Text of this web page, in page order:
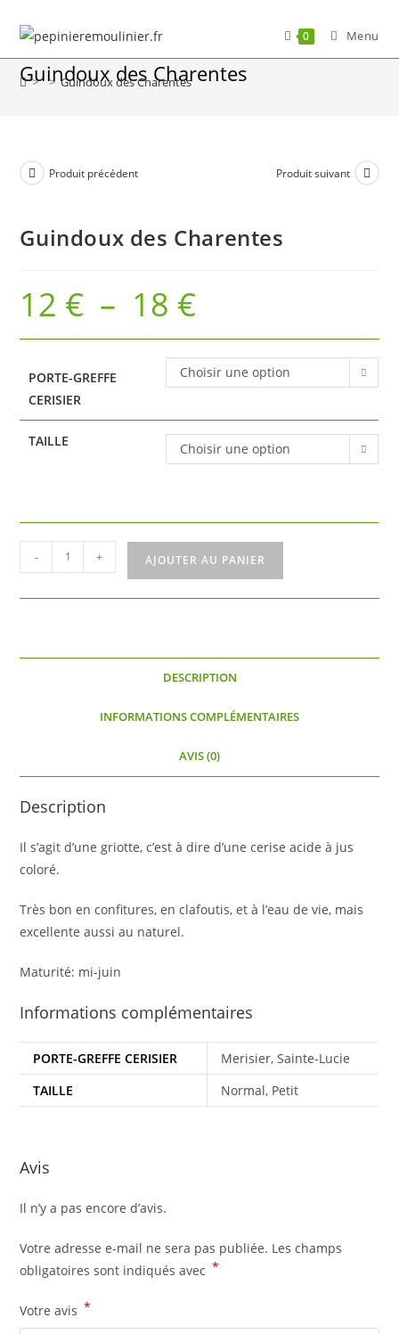
content
0 Menu
Guindoux des Charentes
> > Guindoux des Charentes
Produit précédent Produit suivant
Guindoux des Charentes
12 € – 18 €Plage
à
18 €
PORTE-GREFFE
CERISIER
Choisir une option
TAILLE Choisir une option
quantité
de
Guindoux
- + AJOUTER AU PANIER
DESCRIPTION
INFORMATIONS COMPLÉMENTAIRES
AVIS (0)
Description
Il s’agit d’une griotte, c’est à dire d’une cerise acide à jus
coloré.
Très bon en confitures, en clafoutis, et à l’eau de vie, mais
excellente aussi au naturel.
Maturité: mi-juin
Informations complémentaires
PORTE-GREFFE CERISIER
Merisier, Sainte-Lucie
TAILLE
Normal, Petit
Avis
Il n’y a pas encore d’avis.
Votre adresse e-mail ne sera pas publiée. Les champs
obligatoires sont indiqués avec *
Votre avis *